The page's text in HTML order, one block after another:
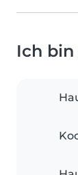
Ich